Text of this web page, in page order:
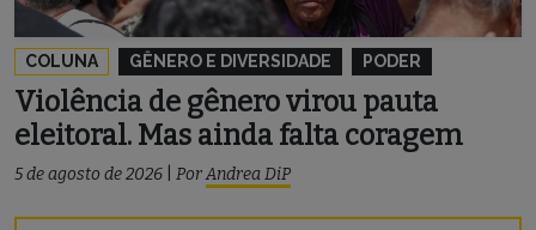
COLUNA GÊNERO E DIVERSIDADE PODER
Violência de gênero virou pauta
eleitoral. Mas ainda falta coragem
5 de agosto de 2026 PorAndrea DiP